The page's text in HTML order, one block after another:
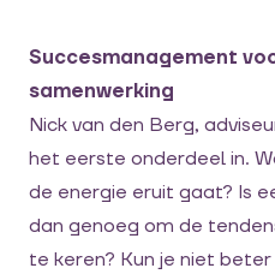
Succesmanagement
samenwerking
Nick van den Berg,
het eerste onderdeel in.
de energie eruit gaat? Is
dan genoeg om de
te keren? Kun je niet